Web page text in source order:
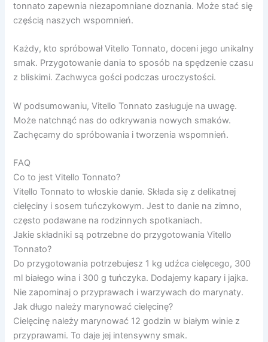
tonnato zapewnia niezapomniane doznania. Może stać się
częścią naszych wspomnień.
Każdy, kto spróbował Vitello Tonnato, doceni jego unikalny
smak. Przygotowanie dania to sposób na spędzenie czasu
z bliskimi. Zachwyca gości podczas uroczystości.
W podsumowaniu, Vitello Tonnato zasługuje na uwagę.
Może natchnąć nas do odkrywania nowych smaków.
Zachęcamy do spróbowania i tworzenia wspomnień.
FAQ
Co to jest Vitello Tonnato?
Vitello Tonnato to włoskie danie. Składa się z delikatnej
cielęciny i sosem tuńczykowym. Jest to danie na zimno,
często podawane na rodzinnych spotkaniach.
Jakie składniki są potrzebne do przygotowania Vitello
Tonnato?
Do przygotowania potrzebujesz 1 kg udźca cielęcego, 300
ml białego wina i 300 g tuńczyka. Dodajemy kapary i jajka.
Nie zapominaj o przyprawach i warzywach do marynaty.
Jak długo należy marynować cielęcinę?
Cielęcinę należy marynować 12 godzin w białym winie z
przyprawami. To daje jej intensywny smak.